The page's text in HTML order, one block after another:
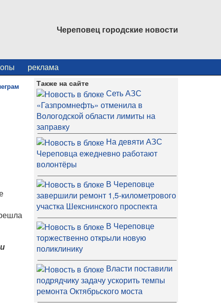
Череповец городские новости
реклама
Также на сайте
Сеть АЗС
«Газпромнефть» отменила в
Вологодской области лимиты на
заправку
На девяти АЗС
Череповца ежедневно работают
волонтёры
В Череповце
завершили ремонт 1,5-километрового
участка Шекснинского проспекта
В Череповце
торжественно открыли новую
поликлинику
Власти поставили
подрядчику задачу ускорить темпы
ремонта Октябрьского моста